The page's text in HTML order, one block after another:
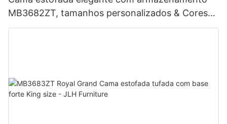
MB3682ZT, tamanhos personalizados & Cores
Preço de fábrica - Móveis JLH